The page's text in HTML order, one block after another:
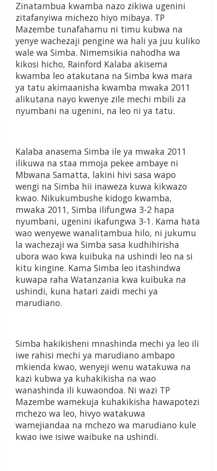
Zinatambua kwamba nazo zikiwa ugenini
zitafanyiwa michezo hiyo mibaya. TP
Mazembe tunafahamu ni timu kubwa na
yenye wachezaji pengine wa hali ya juu kuliko
wale wa Simba. Nimemsikia nahodha wa
kikosi hicho, Rainford Kalaba akisema
kwamba leo atakutana na Simba kwa mara
ya tatu akimaanisha kwamba mwaka 2011
alikutana nayo kwenye zile mechi mbili za
nyumbani na ugenini, na leo ni ya tatu.
Kalaba anasema Simba ile ya mwaka 2011
ilikuwa na staa mmoja pekee ambaye ni
Mbwana Samatta, lakini hivi sasa wapo
wengi na Simba hii inaweza kuwa kikwazo
kwao. Nikukumbushe kidogo kwamba,
mwaka 2011, Simba ilifungwa 3-2 hapa
nyumbani, ugenini ikafungwa 3-1. Kama hata
wao wenyewe wanalitambua hilo, ni jukumu
la wachezaji wa Simba sasa kudhihirisha
ubora wao kwa kuibuka na ushindi leo na si
kitu kingine. Kama Simba leo itashindwa
kuwapa raha Watanzania kwa kuibuka na
ushindi, kuna hatari zaidi mechi ya
marudiano.
Simba hakikisheni mnashinda mechi ya leo ili
iwe rahisi mechi ya marudiano ambapo
mkienda kwao, wenyeji wenu watakuwa na
kazi kubwa ya kuhakikisha na wao
wanashinda ili kuwaondoa. Ni wazi TP
Mazembe wamekuja kuhakikisha hawapotezi
mchezo wa leo, hivyo watakuwa
wamejiandaa na mchezo wa marudiano kule
kwao iwe isiwe waibuke na ushindi.